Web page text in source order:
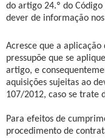
do artigo 24.º do Código
dever de informação
Acresce que a
pressupõe que se
artigo, e
aquisições sujeitas ao
107/2012, caso se trate
Para efeitos de
procedimento de